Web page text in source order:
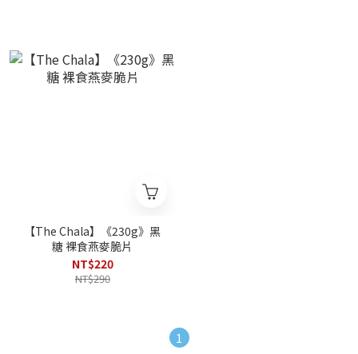
【The Chala】《230g》黑
糖 裸食燕麥脆片
NT$220
NT$290
1